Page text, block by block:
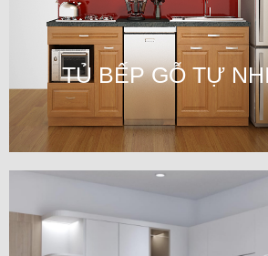
TỦ BẾP GỖ TỰ